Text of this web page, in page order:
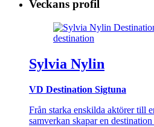
Veckans profil
Sylvia Nylin
VD Destination Sigtuna
Från starka enskilda aktörer till
samverkan skapar en